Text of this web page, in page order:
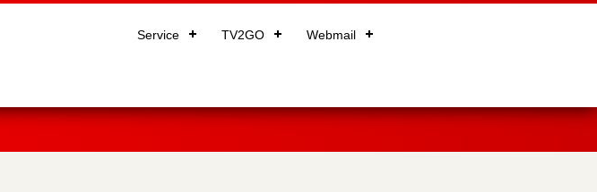
Service TV2GO Webmail